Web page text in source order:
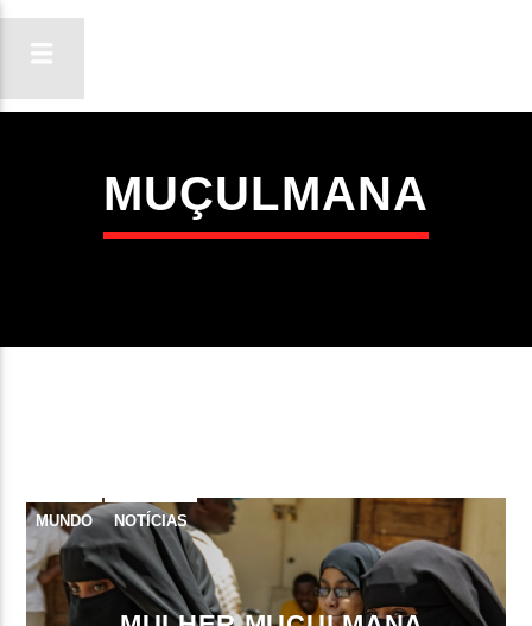
ON FM
LIGA-TE
FAIXA ATUAL
TÍTULO
MUÇULMANA
MUNDO NOTÍCIAS